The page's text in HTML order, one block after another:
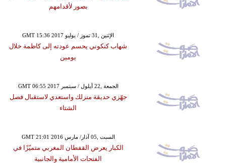
بصور لأقدامهم
GMT 15:36 2017 الإثنين ,31 تموز / يوليو
شهاب كنكوني يحسم عودته إلى كاظمة خلال
يومين
GMT 06:55 2017 الجمعة ,22 أيلول / سبتمبر
جهّزي حديقة منزلك واستعدي لاستقبال فصل
الشتاء
GMT 21:01 2016 السبت ,05 آذار/ مارس
الكبار يعرض القفطان المغربي متميّزًا في
الفتحات الأمامية والجانبية